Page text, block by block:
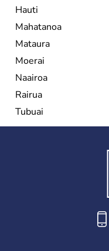
Hauti
Mahatanoa
Mataura
Moerai
Naairoa
Rairua
Tubuai